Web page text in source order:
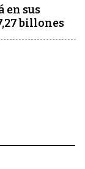
en sus
billones